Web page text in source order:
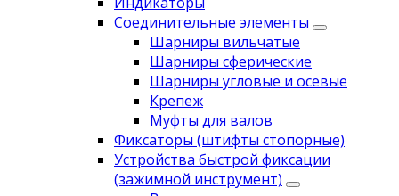
Соединительные элементы
Шарниры вильчатые
Шарниры сферические
Шарниры угловые и осевые
Крепеж
Муфты для валов
Фиксаторы (штифты стопорные)
Устройства быстрой фиксации
(зажимной инструмент)